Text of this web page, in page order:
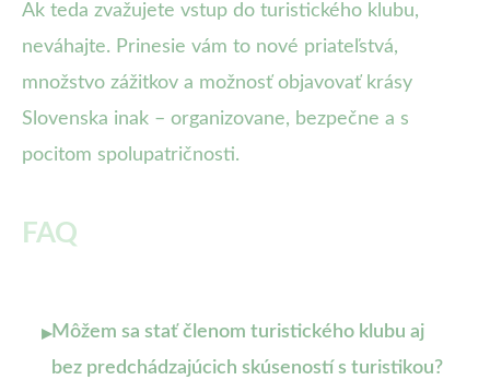
Ak teda zvažujete vstup do turistického klubu,
neváhajte. Prinesie vám to nové priateľstvá,
množstvo zážitkov a možnosť objavovať krásy
Slovenska inak – organizovane, bezpečne a s
pocitom spolupatričnosti.
FAQ
▸Môžem sa stať členom turistického klubu aj
bez predchádzajúcich skúseností s turistikou?